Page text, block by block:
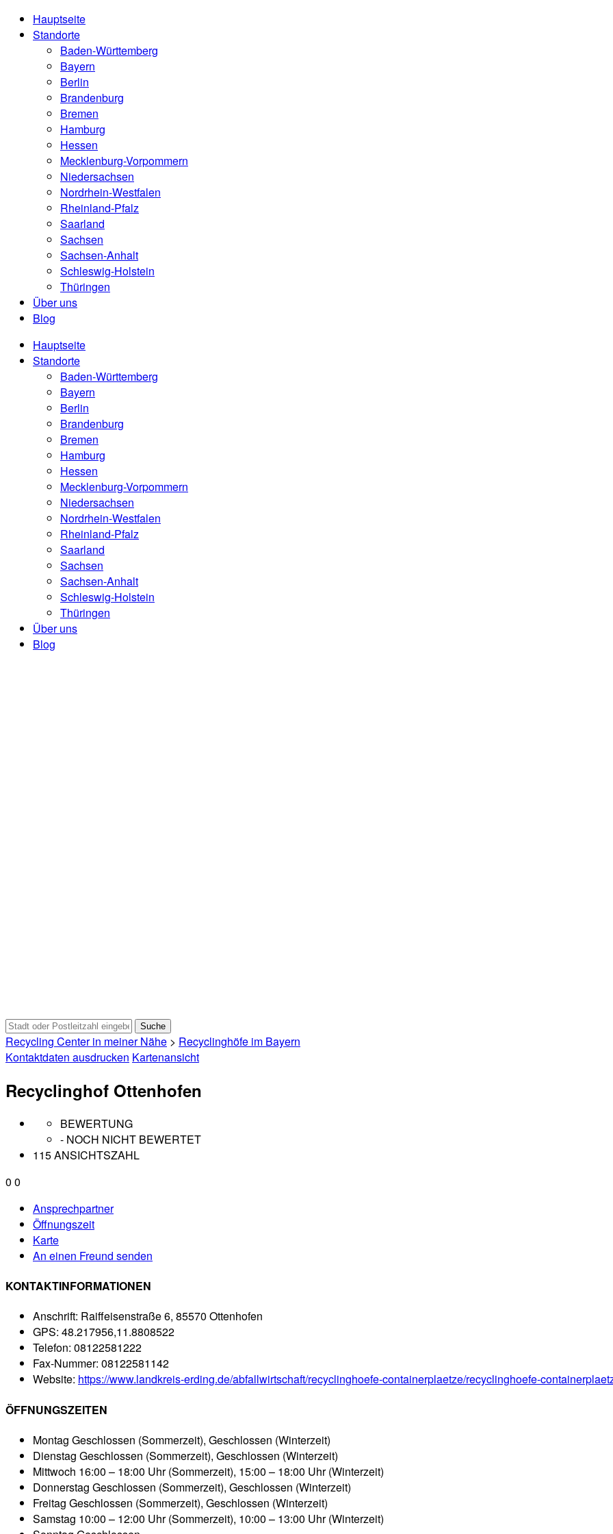
Hauptseite
Standorte
Baden-Württemberg
Bayern
Berlin
Brandenburg
Bremen
Hamburg
Hessen
Mecklenburg-Vorpommern
Niedersachsen
Nordrhein-Westfalen
Rheinland-Pfalz
Saarland
Sachsen
Sachsen-Anhalt
Schleswig-Holstein
Thüringen
Über uns
Blog
Hauptseite
Standorte
Baden-Württemberg
Bayern
Berlin
Brandenburg
Bremen
Hamburg
Hessen
Mecklenburg-Vorpommern
Niedersachsen
Nordrhein-Westfalen
Rheinland-Pfalz
Saarland
Sachsen
Sachsen-Anhalt
Schleswig-Holstein
Thüringen
Über uns
Blog
Recycling Center in meiner Nähe > Recyclinghöfe im Bayern
Kontaktdaten ausdrucken Kartenansicht
Recyclinghof Ottenhofen
BEWERTUNG
- NOCH NICHT BEWERTET
115 ANSICHTSZAHL
0 0
Ansprechpartner
Öffnungszeit
Karte
An einen Freund senden
KONTAKTINFORMATIONEN
Anschrift: Raiffeisenstraße 6, 85570 Ottenhofen
GPS: 48.217956,11.8808522
Telefon: 08122581222
Fax-Nummer: 08122581142
Website: https://www.landkreis-erding.de/abfallwirtschaft/recyclinghoefe-containerplaetze/recyclinghoefe-
ÖFFNUNGSZEITEN
Montag Geschlossen (Sommerzeit), Geschlossen (Winterzeit)
Dienstag Geschlossen (Sommerzeit), Geschlossen (Winterzeit)
Mittwoch 16:00 – 18:00 Uhr (Sommerzeit), 15:00 – 18:00 Uhr (Winterzeit)
Donnerstag Geschlossen (Sommerzeit), Geschlossen (Winterzeit)
Freitag Geschlossen (Sommerzeit), Geschlossen (Winterzeit)
Samstag 10:00 – 12:00 Uhr (Sommerzeit), 10:00 – 13:00 Uhr (Winterzeit)